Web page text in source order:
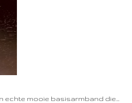
echte mooie basisarmband die…